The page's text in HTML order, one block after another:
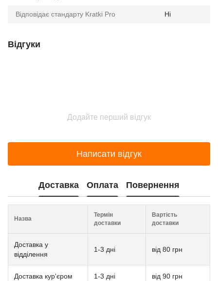
Відповідає стандарту Kratki Pro Ні
Відгуки
Додайте перший відгук
Написати відгук
Доставка Оплата Повернення
Назва
Термін
доставки
Вартість
доставки
Доставка у
відділення
1-3 дні від 80 грн
Доставка кур'єром 1-3 дні від 90 грн